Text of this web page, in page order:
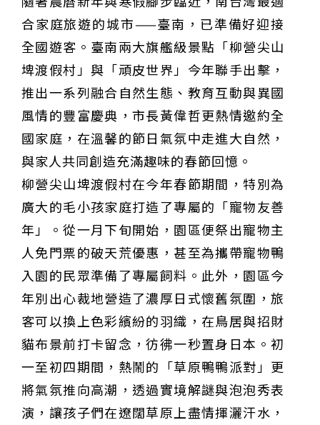
化身探險工具自主解謎
活潑親切打破失智框架！日王牌業務丹野智文抗病13
年，靠「第二大腦」獨自來台分享生命淚水
國際保育盛事首移師亞洲 Joint TAG全球專家會議臺北
登場
綠營中投參選人合體 拋「中投新市鎮」 交通與醫療跨
夜市變廟會！山邊媽、旱溪媽、大庄媽三媽首度齊巡逢
甲 萬人爭躦轎底響徹夜空
MLB》鄧愷威6局飆6K完封小熊奪第3勝！宰制力複製
「王建民建仔旋風」引爆世代傳承鐵觀音節政大登場 結合大文山友善食農與地方創生
造訪大安高工 體驗端午文化與前瞻工業實作
迎端午、抗酷暑！臺中盛夏水域系列活動本周六起兩地
開划
課堂搬到菜市場！北市13校「游於藝」成果展 導覽小
洲」成國際打卡新地標
熊鷹羽毛與保育的兩難！金甌女中師生齊聚《飛吧！熊
鷹》特映會 深化原民文化與生態永續教育
29件神級作品齊聚葫蘆墩！「藝馬登豐」2026台灣工
藝之家聯展震撼登場
跨越百年的生物觀測！科博館、成大《時空丈量師》特
展：讓典藏標本說出氣候變遷真相
睽違七年！精品郵輪「島嶼天空號」首航臺中港 參山處
攜手縣市熱情迎賓
金牌搖籃驚傳「球荒」！江啟臣偕運彩公會挺萬和國
中，捐贈 1800 顆羽球助小將 4 月全中運奪金
世足》阿根廷足球巨星梅西父親兼經紀人豪爾赫去世 享
壽68歲
合家庭旅遊的城市——臺南，已準備好迎接
全國遊客。臺南兩大旗艦級景點「柳營尖山
埤渡假村」與「頑皮世界」今年聯手出擊，
推出一系列融合自然生態、教育互動與異國
風情的豐富慶典，市長黃偉哲更熱情邀約全
國家庭，在溫馨的節日氣氛中走進大自然，
與家人共同創造充滿趣味的春節回憶。
柳營尖山埤渡假村在今年春節期間，特別為
廣大的毛小孩家庭打造了專屬的「寵物友善
年」。從一月下旬開始，園區便祭出寵物主
人免門票的破天荒優惠，甚至為攜帶寵物鴨
入園的民眾準備了專屬飼料。此外，園區今
年別出心裁地營造了濃厚日式懷舊氛圍，旅
客可以換上色彩繽紛的羽織，在鳥居與招財
貓布景前打卡留念，彷彿一秒置身日本。初
一至初四期間，熱鬧的「草原鴨鴨派對」更
將氣氛推向高潮，透過實境解謎與泡泡秀表
演，讓孩子們在遼闊草原上盡情揮灑汗水，